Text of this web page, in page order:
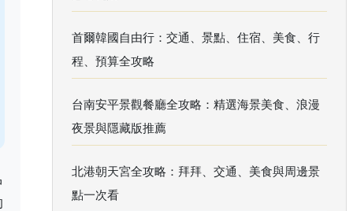
首爾韓國自由行：交通、景點、住宿、美食、行
程、預算全攻略
台南安平景觀餐廳全攻略：精選海景美食、浪漫
夜景與隱藏版推薦
北港朝天宮全攻略：拜拜、交通、美食與周邊景
點一次看